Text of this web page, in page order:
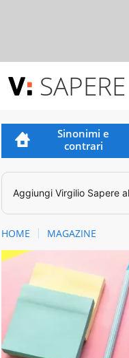
SAPERE
Sinonimi e
contrari
Aggiungi Virgilio Sapere
HOME MAGAZINE